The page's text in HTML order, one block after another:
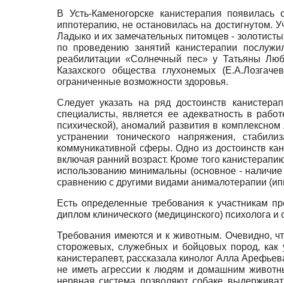
В Усть-Каменогорске канистерапия
иппотерапию, не остановилась на
Ладыко и их замечательных питомцев -
по проведению занятий канистерапии
реабилитации «Солнечный пес» у Татьяны
Казахского общества глухонемых
ограниченные возможности здоровья.
Следует указать на ряд достоинств
специалисты, является ее адекватность в
психической), аномалий развития в
устранении тонического напряжения,
коммуникативной сферы. Одно из достоинств
включая ранний возраст. Кроме того
использованию минимальны (основное -
сравнению с другими видами анималотерапии
Есть определенные требования к участникам
диплом клинического (медицинского) психолога и
Требования имеются и к животным. Очевидно,
сторожевых, служебных и бойцовых пород, как
канистерапевт, рассказала кинолог Алла
не иметь агрессии к людям и домашним
нервная система позволяют собаке